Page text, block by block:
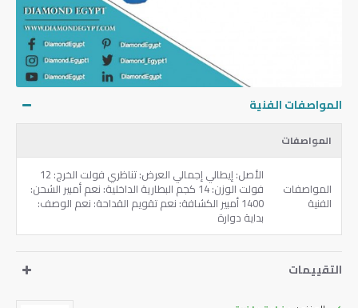
المواصفات الفنية
المواصفات
المواصفات
الفنية
الأصل: إيطالي إجمالي العرض: تناظري فولت الخرج: 12
فولت الوزن: 14 كجم البطارية الداخلية: نعم أمبير الشحن:
1400 أمبير الكشافة: نعم تقويم القداحة: نعم الوصف:
بداية دوارة
التقييمات